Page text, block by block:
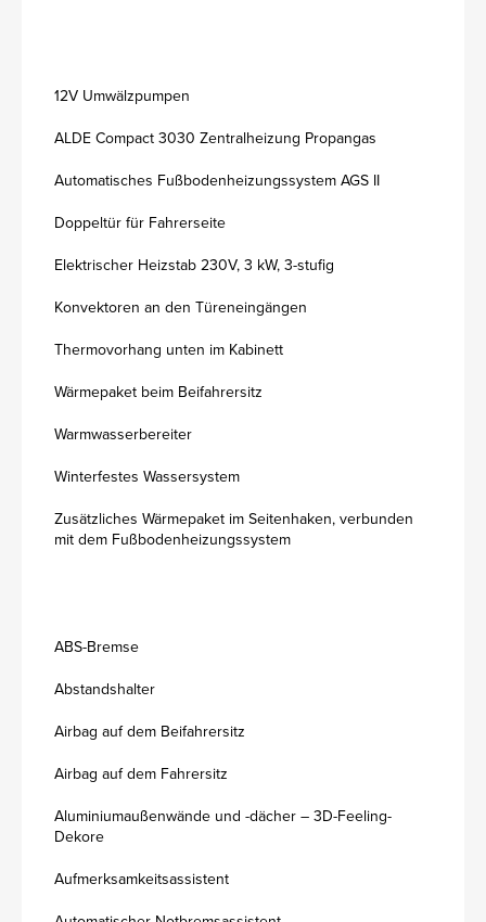
12V Umwälzpumpen
ALDE Compact 3030 Zentralheizung Propangas
Automatisches Fußbodenheizungssystem AGS II
Doppeltür für Fahrerseite
Elektrischer Heizstab 230V, 3 kW, 3-stufig
Konvektoren an den Türeneingängen
Thermovorhang unten im Kabinett
Wärmepaket beim Beifahrersitz
Warmwasserbereiter
Winterfestes Wassersystem
Zusätzliches Wärmepaket im Seitenhaken, verbunden
mit dem Fußbodenheizungssystem
ABS-Bremse
Abstandshalter
Airbag auf dem Beifahrersitz
Airbag auf dem Fahrersitz
Aluminiumaußenwände und -dächer – 3D-Feeling-
Dekore
Aufmerksamkeitsassistent